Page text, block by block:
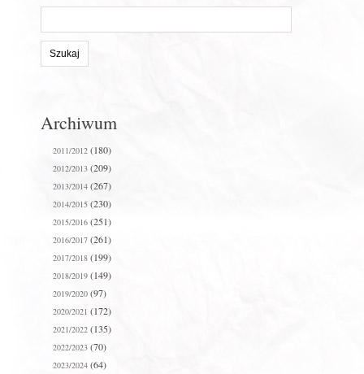
stronie:
Archiwum
2011/2012(180)
2012/2013(209)
2013/2014(267)
2014/2015(230)
2015/2016(251)
2016/2017(261)
2017/2018(199)
2018/2019(149)
2019/2020(97)
2020/2021 (172)
2021/2022(135)
2022/2023(70)
2023/2024(64)